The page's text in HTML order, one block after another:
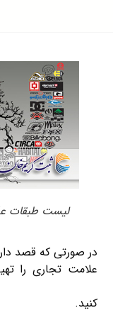
لیست طبقات
در صورتی که قصد
علامت تجاری را
کنید.